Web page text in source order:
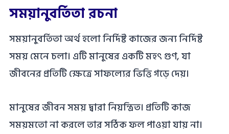
সময়ানুবর্তিতা রচনা
সময়ানুবর্তিতা অর্থ হলো নির্দিষ্ট কাজের জন্য নির্দিষ্ট
সময় মেনে চলা। এটি মানুষের একটি মহৎ গুণ, যা
জীবনের প্রতিটি ক্ষেত্রে সাফল্যের ভিত্তি গড়ে দেয়।
মানুষের জীবন সময় দ্বারা নিয়ন্ত্রিত। প্রতিটি কাজ
সময়মতো না করলে তার সঠিক ফল পাওয়া যায় না।